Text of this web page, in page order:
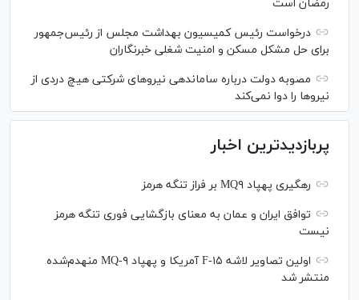
رمضان است
درخواست رئیس کمیسیون بهداشت مجلس از رئیس‌جمهور
برای حل مشکل مسکن و امنیت شغلی خبرنگاران
مصوبه دولت درباره ساماندهی نیرو‌های شرکتی هیچ دردی از
نیرو‌ها را دوا نمی‌کند
پربازدیدترین اخبار
رهگیری پهپاد MQ۹ بر فراز تنگه هرمز
توافق ایران و عمان به معنای بازگشایی فوری تنگه هرمز
نیست
اولین تصاویر لاشه F-۱۵ آمریکا و پهپاد MQ-۹ منهدم‌شده
منتشر شد